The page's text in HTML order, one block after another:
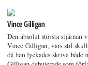
Vince Gilligan
Den absolut största stjärnan
Vince Gilligan, vars stil
då han lyckades skriva både